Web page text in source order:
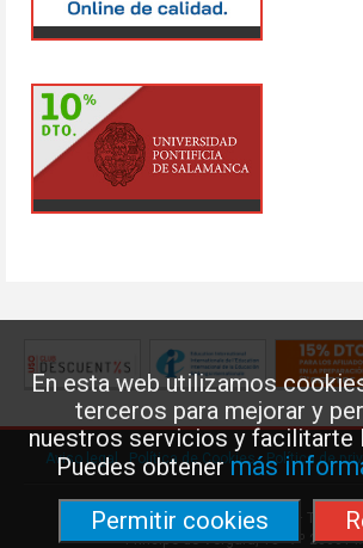
En esta web utilizamos
terceros para mejorar y
nuestros servicios y facilitarte
Puedes obtenermás
Permitir cookies
Aviso legal·Política de Cookies·Política de
Federación de Enseñanza de USO ·
Príncipe de Vergara, 13 · 7º 28001